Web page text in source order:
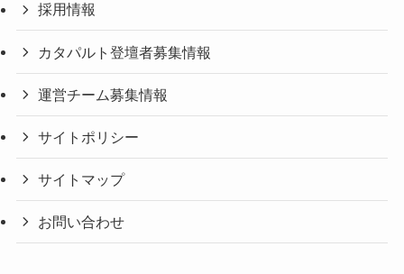
採用情報
カタパルト登壇者募集情報
運営チーム募集情報
サイトポリシー
サイトマップ
お問い合わせ